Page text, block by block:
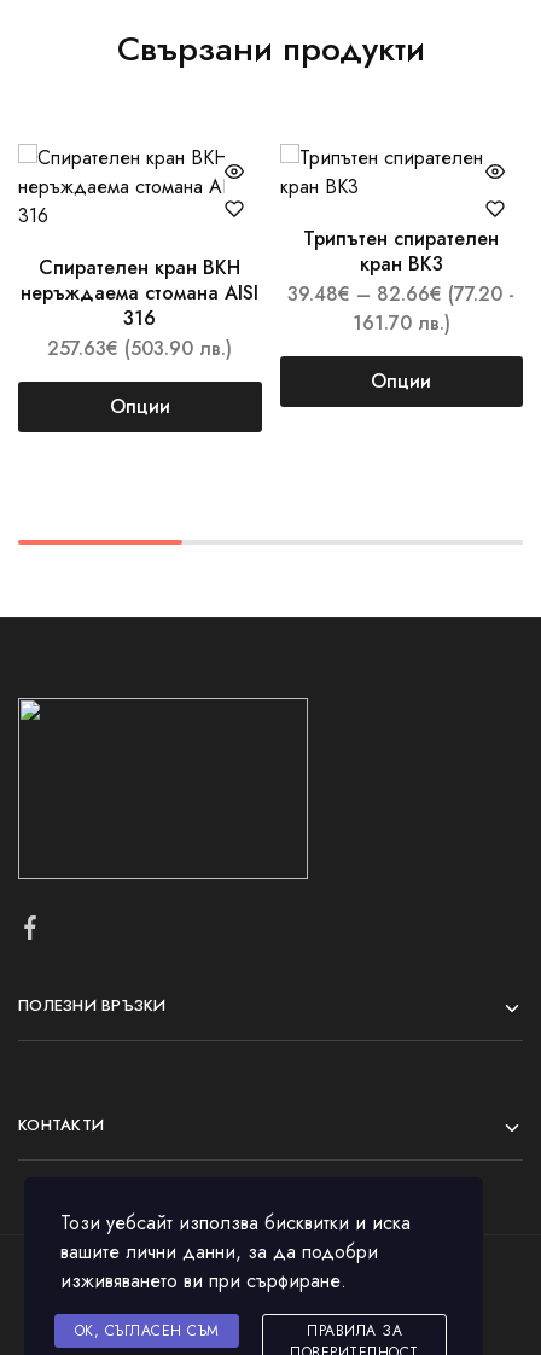
Свързани продукти
Спирателен кран BKH
неръждаема стомана AISI
316
257.63€ (503.90 лв.)
Опции
Трипътен спирателен
кран BK3
39.48€ – 82.66€ (77.20 -
161.70 лв.)
Опции
ПОЛЕЗНИ ВРЪЗКИ
КОНТАКТИ
© 2023 All rights reserved.
Този уебсайт използва бисквитки и иска
вашите лични данни, за да подобри
изживяването ви при сърфиране.
OK, СЪГЛАСЕН СЪМ
ПРАВИЛА ЗА